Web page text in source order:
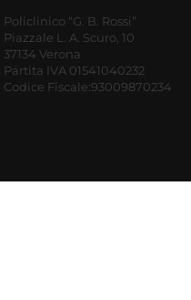
Policlinico “G. B. Rossi”
Piazzale L. A. Scuro, 10
37134 Verona
Partita IVA 01541040232
Codice Fiscale:93009870234